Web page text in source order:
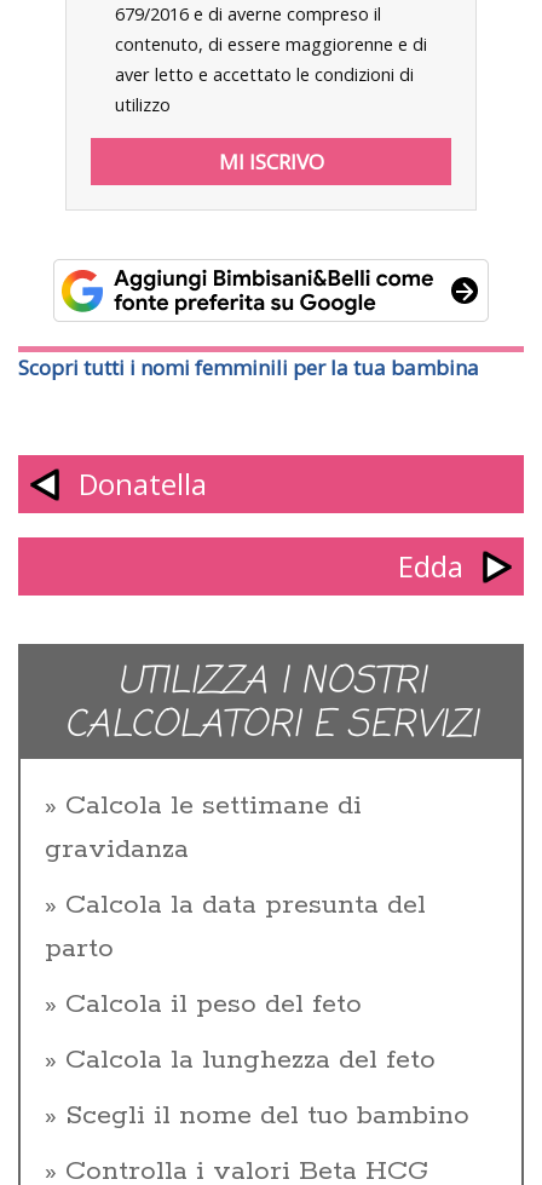
679/2016 e di averne compreso il
contenuto, di essere maggiorenne e di
aver letto e accettato le condizioni di
utilizzo
Scopri tutti i nomi femminili per la tua bambina
Donatella
Edda
UTILIZZA I NOSTRI
CALCOLATORI E SERVIZI
Calcola le settimane di
gravidanza
Calcola la data presunta del
parto
Calcola il peso del feto
Calcola la lunghezza del feto
Scegli il nome del tuo bambino
Controlla i valori Beta HCG